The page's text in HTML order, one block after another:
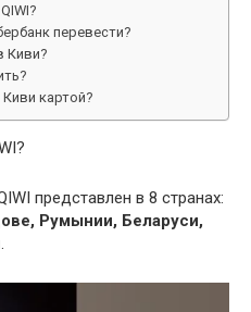
перевести?
Киви?
картой?
представлен в 8 странах:
Румынии, Беларуси,
.